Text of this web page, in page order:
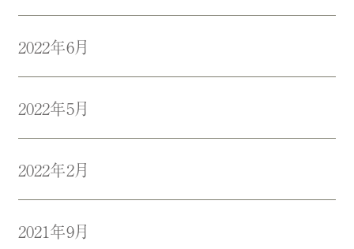
2022年6月
2022年5月
2022年2月
2021年9月